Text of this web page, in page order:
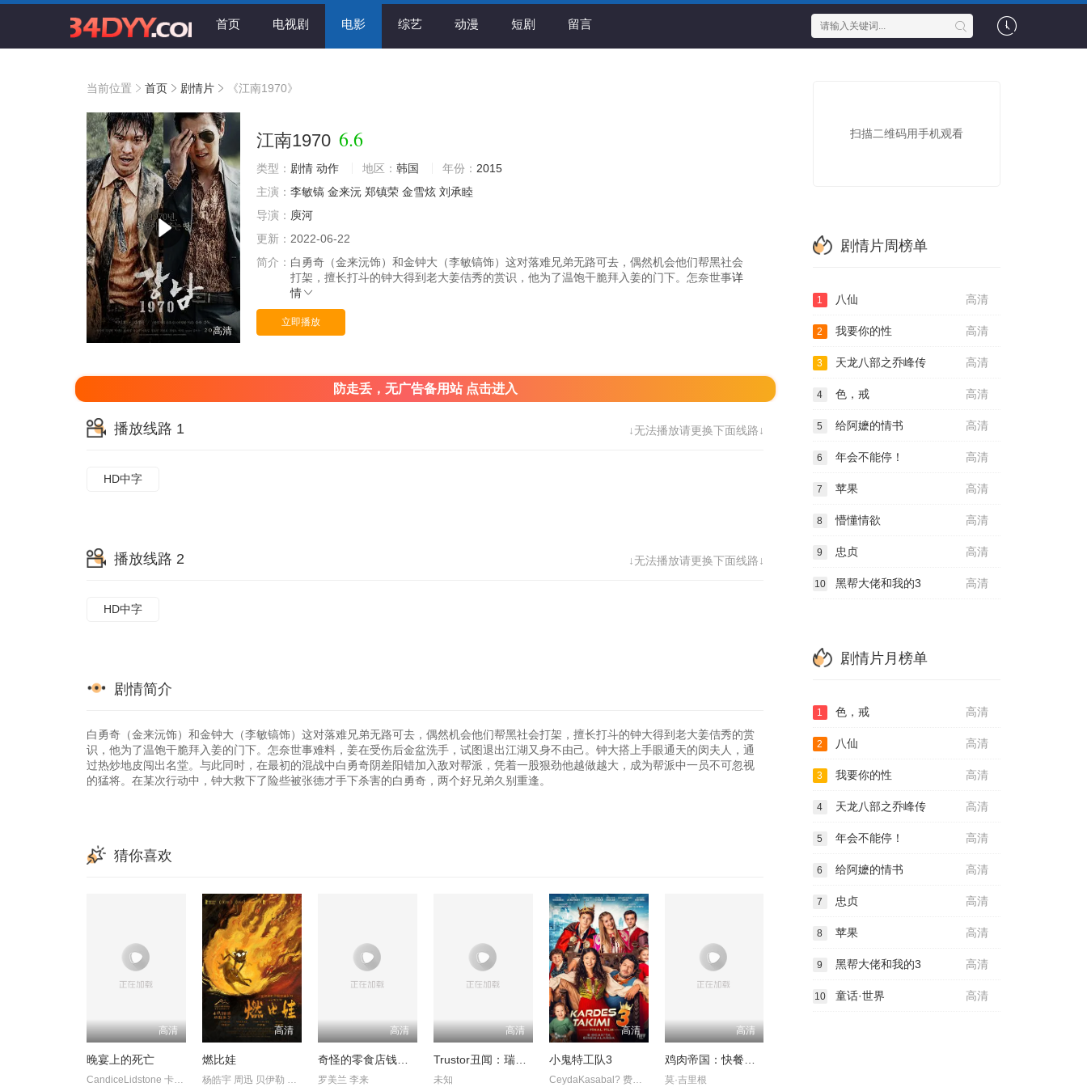
首页 电视剧 电影 综艺 动漫 短剧 留言
当前位置 首页 剧情片 《江南1970》
高清
江南1970 6.6
类型： 剧情 动作 地区： 韩国 年份： 2015
主演： 李敏镐 金来沅 郑镇荣 金雪炫 刘承睦
导演： 庾河
更新： 2022-06-22
简介： 白勇奇（金来沅饰）和金钟大（李敏镐饰）这对落难兄弟无路可去，偶然机会他们帮黑社会
打架，擅长打斗的钟大得到老大姜佶秀的赏识，他为了温饱干脆拜入姜的门下。怎奈世事详
情
立即播放
防走丢，无广告备用站 点击进入
↓无法播放请更换下面线路↓
播放线路 1
HD中字
↓无法播放请更换下面线路↓
播放线路 2
HD中字
剧情简介
白勇奇（金来沅饰）和金钟大（李敏镐饰）这对落难兄弟无路可去，偶然机会他们帮黑社会打架，擅长打斗的钟大得到老大姜佶秀的赏
识，他为了温饱干脆拜入姜的门下。怎奈世事难料，姜在受伤后金盆洗手，试图退出江湖又身不由己。钟大搭上手眼通天的闵夫人，通
过热炒地皮闯出名堂。与此同时，在最初的混战中白勇奇阴差阳错加入敌对帮派，凭着一股狠劲他越做越大，成为帮派中一员不可忽视
的猛将。在某次行动中，钟大救下了险些被张德才手下杀害的白勇奇，两个好兄弟久别重逢。
猜你喜欢
高清
晚宴上的死亡
CandiceLidstone 卡梅伦·布罗德 马克·戴 EdenBroda BryceWynte
高清
燃比娃
杨皓宇 周迅 贝伊勒 康春雷
高清
奇怪的零食店钱天堂
罗美兰 李来
高清
Trustor丑闻：瑞典金融案内幕
未知
高清
小鬼特工队3
CeydaKasabal? 费拉特·阿尔拜伦
高清
鸡肉帝国：快餐阴谋
莫·吉里根
扫描二维码用手机观看
剧情片周榜单
高清
1 八仙
高清
2 我要你的性
高清
3 天龙八部之乔峰传
高清
4 色，戒
高清
5 给阿嬷的情书
高清
6 年会不能停！
高清
7 苹果
高清
8 懵懂情欲
高清
9 忠贞
高清
10 黑帮大佬和我的3
剧情片月榜单
高清
1 色，戒
高清
2 八仙
高清
3 我要你的性
高清
4 天龙八部之乔峰传
高清
5 年会不能停！
高清
6 给阿嬷的情书
高清
7 忠贞
高清
8 苹果
高清
9 黑帮大佬和我的3
高清
10 童话·世界